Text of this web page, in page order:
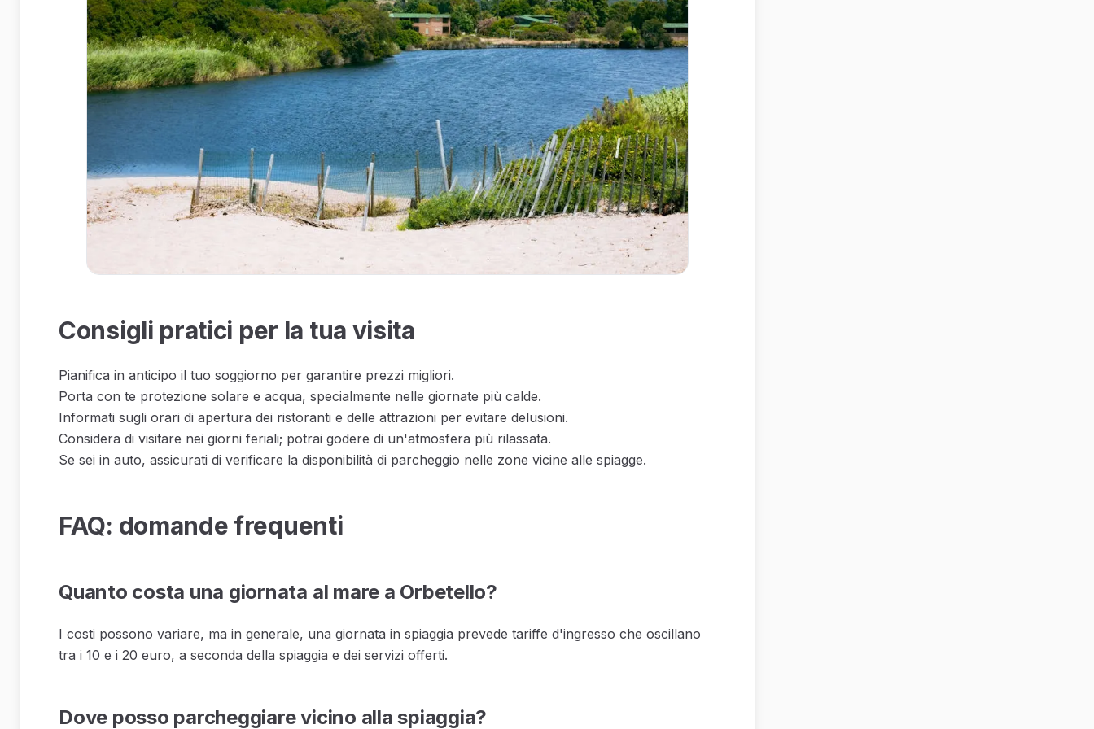
Consigli pratici per la tua visita
Pianifica in anticipo il tuo soggiorno per garantire prezzi migliori.
Porta con te protezione solare e acqua, specialmente nelle giornate più calde.
Informati sugli orari di apertura dei ristoranti e delle attrazioni per evitare delusioni.
Considera di visitare nei giorni feriali; potrai godere di un'atmosfera più rilassata.
Se sei in auto, assicurati di verificare la disponibilità di parcheggio nelle zone vicine alle spiagge.
FAQ: domande frequenti
Quanto costa una giornata al mare a Orbetello?
I costi possono variare, ma in generale, una giornata in spiaggia prevede tariffe d'ingresso che oscillano
tra i 10 e i 20 euro, a seconda della spiaggia e dei servizi offerti.
Dove posso parcheggiare vicino alla spiaggia?